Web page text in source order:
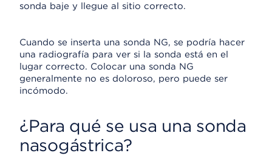
sonda baje y llegue al sitio correcto.
Cuando se inserta una sonda NG, se podría hacer
una radiografía para ver si la sonda está en el
lugar correcto. Colocar una sonda NG
generalmente no es doloroso, pero puede ser
incómodo.
¿Para qué se usa una sonda
nasogástrica?